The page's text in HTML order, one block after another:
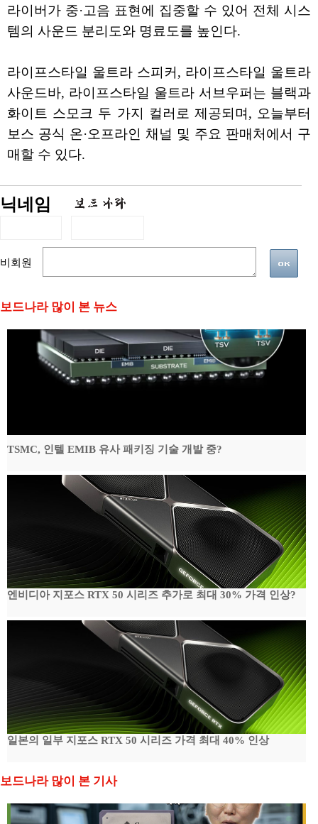
라이버가 중·고음 표현에 집중할 수 있어 전체 시스
템의 사운드 분리도와 명료도를 높인다.
라이프스타일 울트라 스피커, 라이프스타일 울트라
사운드바, 라이프스타일 울트라 서브우퍼는 블랙과
화이트 스모크 두 가지 컬러로 제공되며, 오늘부터
보스 공식 온·오프라인 채널 및 주요 판매처에서 구
매할 수 있다.
닉네임
비회원
보드나라 많이 본 뉴스
TSMC, 인텔 EMIB 유사 패키징 기술 개발 중?
엔비디아 지포스 RTX 50 시리즈 추가로 최대 30% 가격 인상?
일본의 일부 지포스 RTX 50 시리즈 가격 최대 40% 인상
보드나라 많이 본 기사